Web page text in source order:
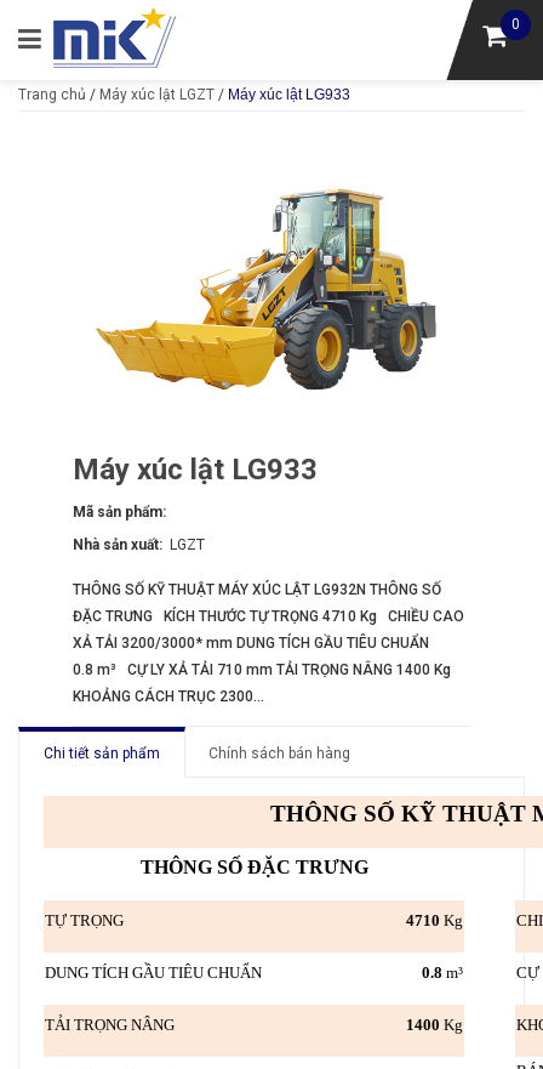
0
Trang chủ / Máy xúc lật LGZT / Máy xúc lật LG933
Máy xúc lật LG933
Mã sản phẩm:
Nhà sản xuất: LGZT
THÔNG SỐ KỸ THUẬT MÁY XÚC LẬT LG932N THÔNG SỐ
ĐẶC TRƯNG KÍCH THƯỚC TỰ TRỌNG 4710 Kg CHIỀU CAO
XẢ TẢI 3200/3000* mm DUNG TÍCH GẦU TIÊU CHUẨN
0.8 m³ CỰ LY XẢ TẢI 710 mm TẢI TRỌNG NÂNG 1400 Kg
KHOẢNG CÁCH TRỤC 2300...
Chi tiết sản phẩm Chính sách bán hàng
THÔNG SỐ KỸ THUẬT
THÔNG SỐ ĐẶC TRƯNG
TỰ TRỌNG 4710 Kg
DUNG TÍCH GẦU TIÊU CHUẨN 0.8 m³ CỰ
TẢI TRỌNG NÂNG 1400 Kg